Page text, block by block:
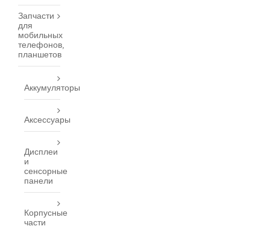
Запчасти
для
мобильных
телефонов,
планшетов
Аккумуляторы
Аксессуары
Дисплеи
и
сенсорные
панели
Корпусные
части